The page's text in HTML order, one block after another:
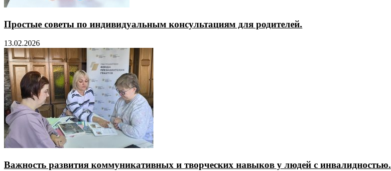
Простые советы по индивидуальным консультациям для родителей.
13.02.2026
Важность развития коммуникативных и творческих навыков у людей с инвалидностью.